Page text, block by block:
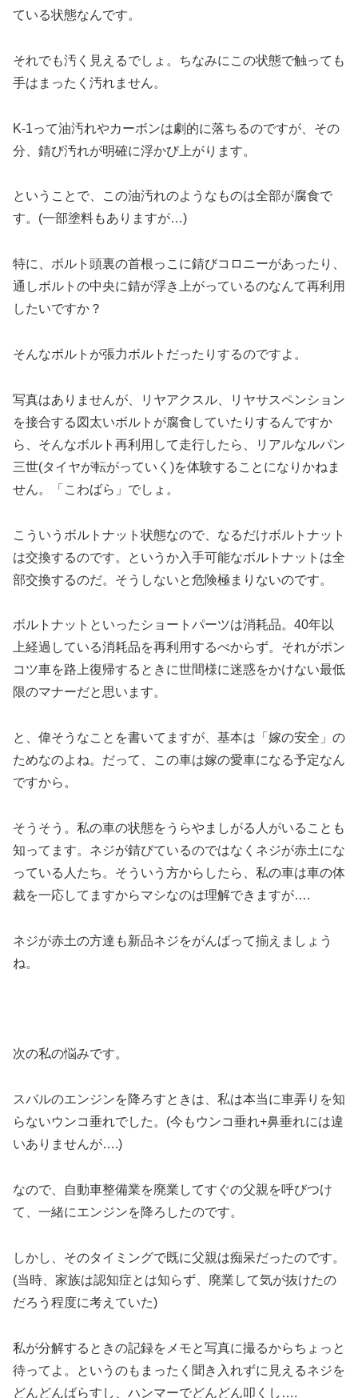
ている状態なんです。
それでも汚く見えるでしょ。ちなみにこの状態で触っても
手はまったく汚れません。
K-1って油汚れやカーボンは劇的に落ちるのですが、その
分、錆び汚れが明確に浮かび上がります。
ということで、この油汚れのようなものは全部が腐食で
す。(一部塗料もありますが…)
特に、ボルト頭裏の首根っこに錆びコロニーがあったり、
通しボルトの中央に錆が浮き上がっているのなんて再利用
したいですか？
そんなボルトが張力ボルトだったりするのですよ。
写真はありませんが、リヤアクスル、リヤサスペンション
を接合する図太いボルトが腐食していたりするんですか
ら、そんなボルト再利用して走行したら、リアルなルパン
三世(タイヤが転がっていく)を体験することになりかねま
せん。「こわばら」でしょ。
こういうボルトナット状態なので、なるだけボルトナット
は交換するのです。というか入手可能なボルトナットは全
部交換するのだ。そうしないと危険極まりないのです。
ボルトナットといったショートパーツは消耗品。40年以
上経過している消耗品を再利用するべからず。それがポン
コツ車を路上復帰するときに世間様に迷惑をかけない最低
限のマナーだと思います。
と、偉そうなことを書いてますが、基本は「嫁の安全」の
ためなのよね。だって、この車は嫁の愛車になる予定なん
ですから。
そうそう。私の車の状態をうらやましがる人がいることも
知ってます。ネジが錆びているのではなくネジが赤土にな
っている人たち。そういう方からしたら、私の車は車の体
裁を一応してますからマシなのは理解できますが….
ネジが赤土の方達も新品ネジをがんばって揃えましょう
ね。
次の私の悩みです。
スバルのエンジンを降ろすときは、私は本当に車弄りを知
らないウンコ垂れでした。(今もウンコ垂れ+鼻垂れには違
いありませんが….)
なので、自動車整備業を廃業してすぐの父親を呼びつけ
て、一緒にエンジンを降ろしたのです。
しかし、そのタイミングで既に父親は痴呆だったのです。
(当時、家族は認知症とは知らず、廃業して気が抜けたの
だろう程度に考えていた)
私が分解するときの記録をメモと写真に撮るからちょっと
待ってよ。というのもまったく聞き入れずに見えるネジを
どんどんばらすし、ハンマーでどんどん叩くし….